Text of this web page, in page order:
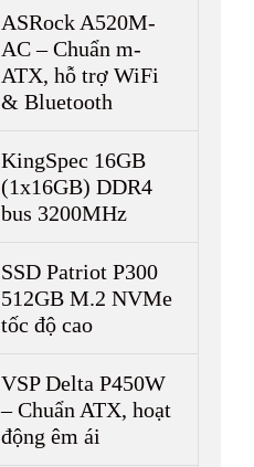
ASRock A520M-
AC – Chuẩn m-
ATX, hỗ trợ WiFi
& Bluetooth
KingSpec 16GB
(1x16GB) DDR4
bus 3200MHz
SSD Patriot P300
512GB M.2 NVMe
tốc độ cao
VSP Delta P450W
– Chuẩn ATX, hoạt
động êm ái